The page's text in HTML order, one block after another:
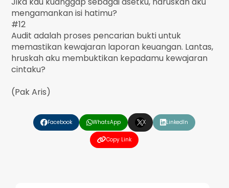
mengamankan isi hatimu?
#12
Audit adalah proses pencarian bukti untuk
memastikan kewajaran laporan keuangan. Lantas,
hruskah aku membuktikan kepadamu kewajaran
cintaku?
(Pak Aris)
❮
Facebook WhatsApp X LinkedIn
Copy Link